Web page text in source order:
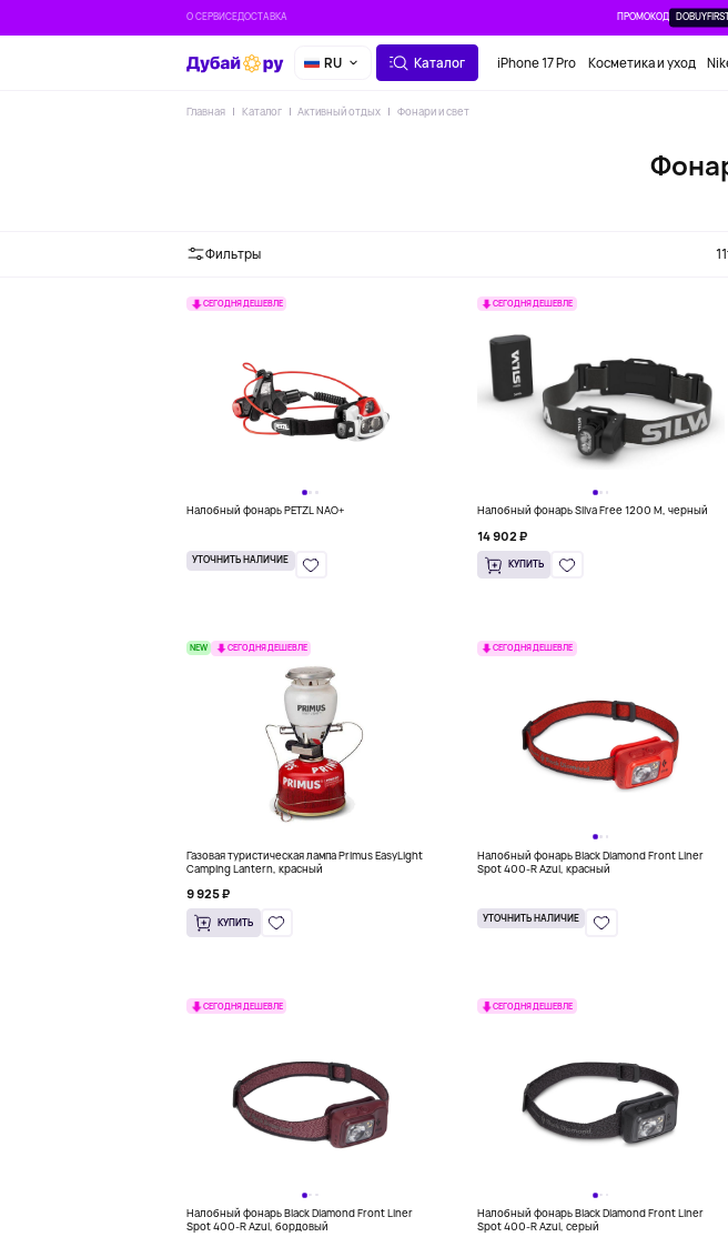
О СЕРВИСЕДОСТАВКА ПРОМОКОД
RU Каталог iPhone 17 Pro Косметика и уход
Главная Каталог Активный отдых Фонари и свет
Фильтры 11
СЕГОДНЯ ДЕШЕВЛЕ
Налобный фонарь PETZL NAO+
УТОЧНИТЬ НАЛИЧИЕ
СЕГОДНЯ ДЕШЕВЛЕ
Налобный фонарь Silva Free 1200 M, черный
14 902 ₽
КУПИТЬ
NEW СЕГОДНЯ ДЕШЕВЛЕ
Газовая туристическая лампа Primus EasyLight
Camping Lantern, красный
9 925 ₽
КУПИТЬ
СЕГОДНЯ ДЕШЕВЛЕ
Налобный фонарь Black Diamond Front Liner
Spot 400-R Azul, красный
УТОЧНИТЬ НАЛИЧИЕ
СЕГОДНЯ ДЕШЕВЛЕ
Налобный фонарь Black Diamond Front Liner
Spot 400-R Azul, бордовый
СЕГОДНЯ ДЕШЕВЛЕ
Налобный фонарь Black Diamond Front Liner
Spot 400-R Azul, серый